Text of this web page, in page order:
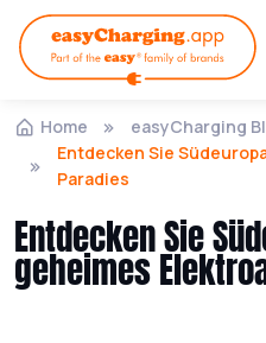
Home
easyCharging
Entdecken Sie
Paradies
Entdecken Sie
geheimes